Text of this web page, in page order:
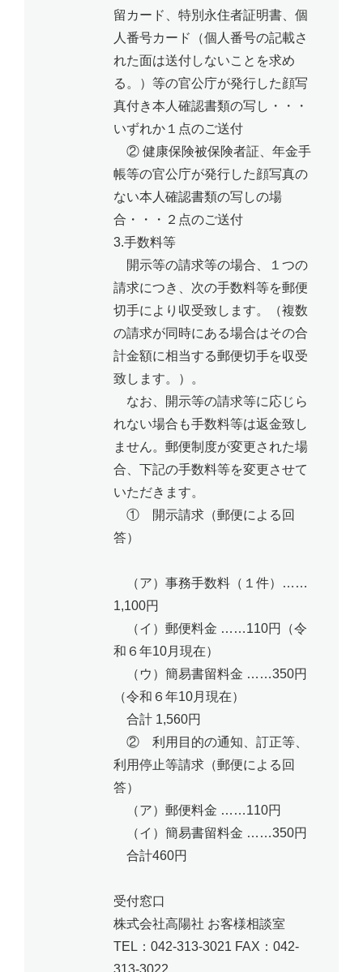
留カード、特別永住者証明書、個
人番号カード（個人番号の記載さ
れた面は送付しないことを求め
る。）等の官公庁が発行した顔写
真付き本人確認書類の写し・・・
いずれか１点のご送付
② 健康保険被保険者証、年金手
帳等の官公庁が発行した顔写真の
ない本人確認書類の写しの場
合・・・２点のご送付
3.手数料等
開示等の請求等の場合、１つの
請求につき、次の手数料等を郵便
切手により収受致します。（複数
の請求が同時にある場合はその合
計金額に相当する郵便切手を収受
致します。）。
なお、開示等の請求等に応じら
れない場合も手数料等は返金致し
ません。郵便制度が変更された場
合、下記の手数料等を変更させて
いただきます。
① 開示請求（郵便による回
答）
（ア）事務手数料（１件）……
1,100円
（イ）郵便料金 ……110円（令
和６年10月現在）
（ウ）簡易書留料金 ……350円
（令和６年10月現在）
合計 1,560円
② 利用目的の通知、訂正等、
利用停止等請求（郵便による回
答）
（ア）郵便料金 ……110円
（イ）簡易書留料金 ……350円
合計460円
受付窓口
株式会社高陽社 お客様相談室
TEL：042-313-3021 FAX：042-
313-3022